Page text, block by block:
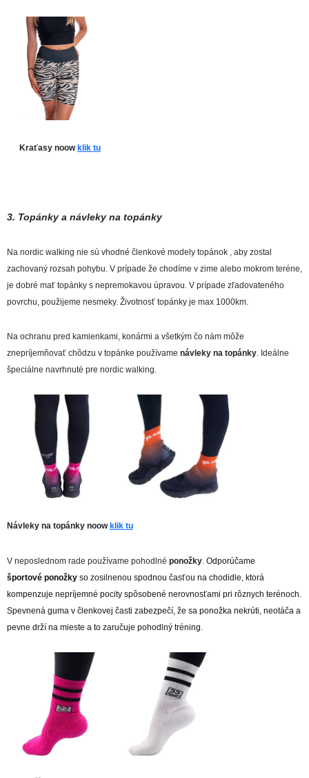
Kraťasy noowklik tu
3. Topánky a návleky na topánky
Na nordic walking nie sú vhodné členkové modely topánok , aby zostal
zachovaný rozsah pohybu. V prípade že chodíme v zime alebo mokrom teréne,
je dobré mať topánky s nepremokavou úpravou. V prípade zľadovateného
povrchu, použijeme nesmeky. Životnosť topánky je max 1000km.
Na ochranu pred kamienkami, konármi a všetkým čo nám môže
znepríjemňovať chôdzu v topánke používame návleky na topánky . Ideálne
špeciálne navrhnuté pre nordic walking.
Návleky na topánky noowklik tu
V neposlednom rade používame pohodlné ponožky Odporúčame
športové ponožky so zosilnenou spodnou časťou na chodidle, ktorá
kompenzuje nepríjemné pocity spôsobené nerovnosťami pri rôznych terénoch.
Spevnená guma v členkovej časti zabezpečí, že sa ponožka nekrúti, neotáča a
pevne drží na mieste a to zaručuje pohodlný tréning.